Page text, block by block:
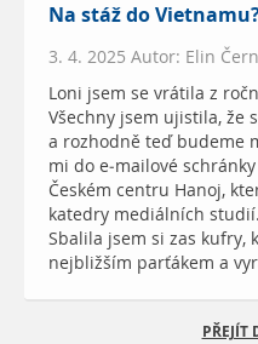
Na stáž do
3. 4. 2025 Autor: Elin
Loni jsem se vrátila z
Všechny jsem ujistila, že
a rozhodně teď budeme
mi do e-mailové
Českém centru Hanoj,
katedry mediálních
Sbalila jsem si zas kufry,
nejbližším parťákem a
PŘEJÍT